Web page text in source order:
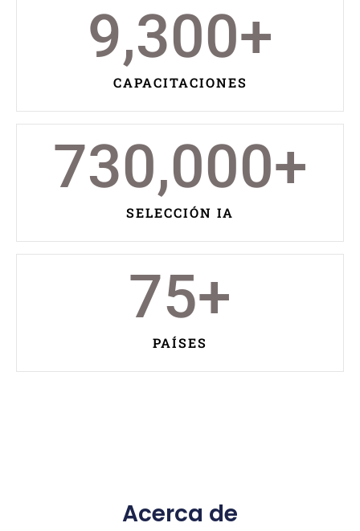
CAPACITACIONES
9,300+
SELECCIÓN IA
730,000+
PAÍSES
75+
Acerca de